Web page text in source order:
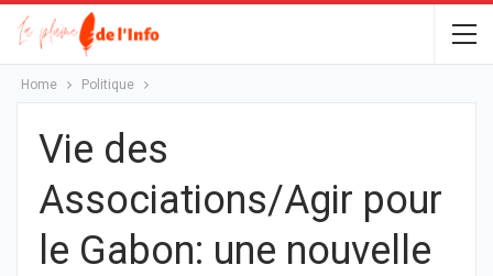
Home Politique
Vie des
Associations/Agir pour
le Gabon: une nouvelle